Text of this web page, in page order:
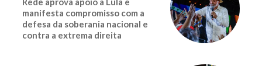
manifesta compromisso com a
defesa da soberania nacional e
contra a extrema direita